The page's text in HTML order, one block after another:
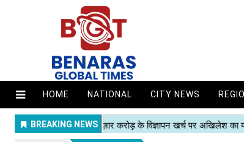
HOME NATIONAL CITY NEWS